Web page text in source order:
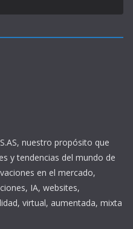
nuestro propósito que
y tendencias del mundo de
en el mercado,
IA, websites,
virtual, aumentada, mixta